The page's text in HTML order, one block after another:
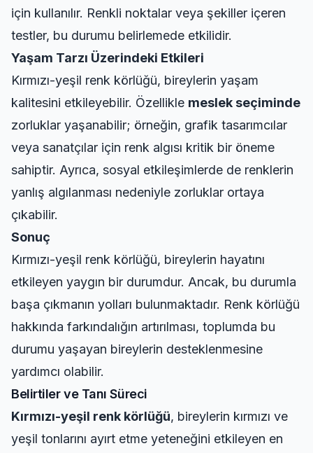
için kullanılır. Renkli noktalar veya şekiller içeren
testler, bu durumu belirlemede etkilidir.
Yaşam Tarzı Üzerindeki Etkileri
Kırmızı-yeşil renk körlüğü, bireylerin yaşam
kalitesini etkileyebilir. Özellikle meslek seçiminde
zorluklar yaşanabilir; örneğin, grafik tasarımcılar
veya sanatçılar için renk algısı kritik bir öneme
sahiptir. Ayrıca, sosyal etkileşimlerde de renklerin
yanlış algılanması nedeniyle zorluklar ortaya
çıkabilir.
Sonuç
Kırmızı-yeşil renk körlüğü, bireylerin hayatını
etkileyen yaygın bir durumdur. Ancak, bu durumla
başa çıkmanın yolları bulunmaktadır. Renk körlüğü
hakkında farkındalığın artırılması, toplumda bu
durumu yaşayan bireylerin desteklenmesine
yardımcı olabilir.
Belirtiler ve Tanı Süreci
Kırmızı-yeşil renk körlüğü, bireylerin kırmızı ve
yeşil tonlarını ayırt etme yeteneğini etkileyen en